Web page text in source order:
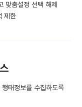
춤설정 선택 해제
제한
태정보를 수집하도록